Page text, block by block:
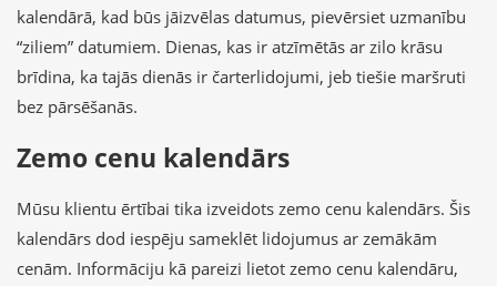
kalendārā, kad būs jāizvēlas datumus, pievērsiet uzmanību
“ziliem” datumiem. Dienas, kas ir atzīmētās ar zilo krāsu
brīdina, ka tajās dienās ir čarterlidojumi, jeb tiešie maršruti
bez pārsēšanās.
Zemo cenu kalendārs
Mūsu klientu ērtībai tika izveidots zemo cenu kalendārs. Šis
kalendārs dod iespēju sameklēt lidojumus ar zemākām
cenām. Informāciju kā pareizi lietot zemo cenu kalendāru,